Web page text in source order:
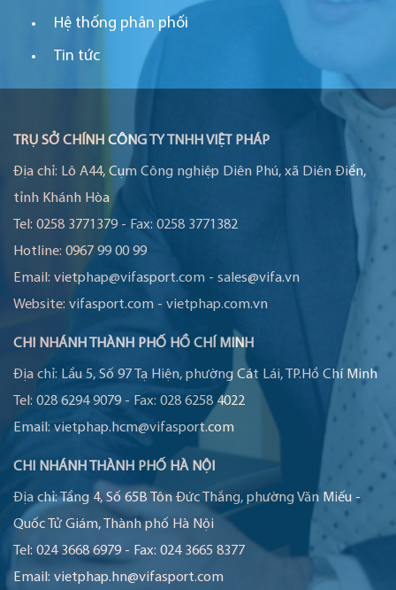
Hệ thống phân phối
Tin tức
TRỤ SỞ CHÍNH CÔNG TY TNHH VIỆT PHÁP
Địa chỉ: Lô A44, Cụm Công nghiệp Diên Phú, xã Diên Điền,
tỉnh Khánh Hòa
Tel: 0258 3771379 - Fax: 0258 3771382
Hotline: 0967 99 00 99
Email: vietphap@vifasport.com - sales@vifa.vn
Website: vifasport.com - vietphap.com.vn
CHI NHÁNH THÀNH PHỐ HỒ CHÍ MINH
Địa chỉ: Lầu 5, Số 97 Tạ Hiện, phường Cát Lái, TP.Hồ Chí Minh
Tel: 028 6294 9079- Fax: 028 6258 4022
Email: vietphap.hcm@vifasport.com
CHI NHÁNH THÀNH PHỐ HÀ NỘI
Địa chỉ:Tầng 4, Số 65B Tôn Đức Thắng, phường Văn Miếu -
Quốc Tử Giám, Thành phố Hà Nội
Tel: 024 3668 6979- Fax: 024 3665 8377
Email: vietphap.hn@vifasport.com